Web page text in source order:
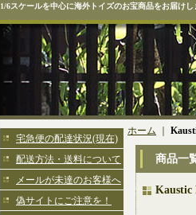
1/6スケールを中心に海外トイズのお宝商品をお届けし
宅急便の配達状況(現在)
配送方法・送料について
メールが未達のお客様へ
偽サイトにご注意を！
ホーム
商品一
Kaustic